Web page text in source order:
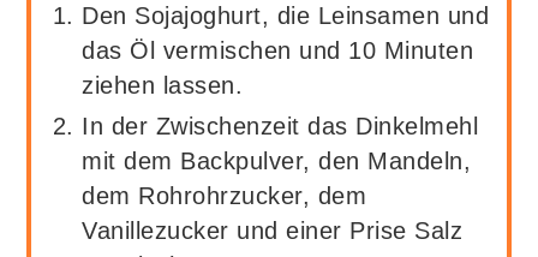
Den Sojajoghurt, die Leinsamen und
das Öl vermischen und 10 Minuten
ziehen lassen.
In der Zwischenzeit das Dinkelmehl
mit dem Backpulver, den Mandeln,
dem Rohrohrzucker, dem
Vanillezucker und einer Prise Salz